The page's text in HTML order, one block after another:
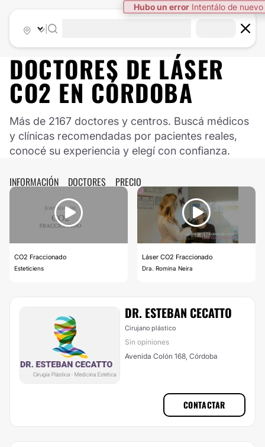
Hubo un error Intentálo de nuevo
DOCTORES DE LÁSER
CO2 EN CÓRDOBA
Más de 2167 doctores y centros. Buscá médicos
y clínicas recomendadas por pacientes reales,
conocé su experiencia y elegí con confianza.
INFORMACIÓN DOCTORES PRECIO
CO2 Fraccionado
Esteticiens
Láser CO2 Fraccionado
Dra. Romina Neira
DR. ESTEBAN CECATTO
Cirujano plástico
Sin opiniones
Avenida Colón 168, Córdoba
CONTACTAR